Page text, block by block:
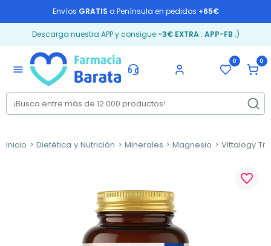
Envíos GRATIS a Península en pedidos +65€
Descarga nuestra APP y consigue -3€ EXTRA: APP-FB ;)
menu
0 0
Inicio Dietética y Nutrición Minerales Magnesio Vittalogy
favorite_border